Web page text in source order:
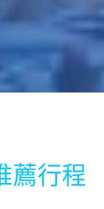
薦行程